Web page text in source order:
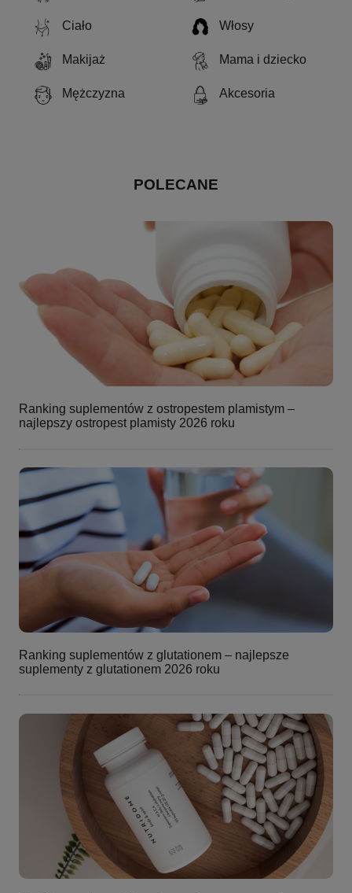
Ciało Włosy
Makijaż Mama i dziecko
Mężczyzna Akcesoria
POLECANE
Ranking suplementów z ostropestem plamistym –
najlepszy ostropest plamisty 2026 roku
Ranking suplementów z glutationem – najlepsze
suplementy z glutationem 2026 roku